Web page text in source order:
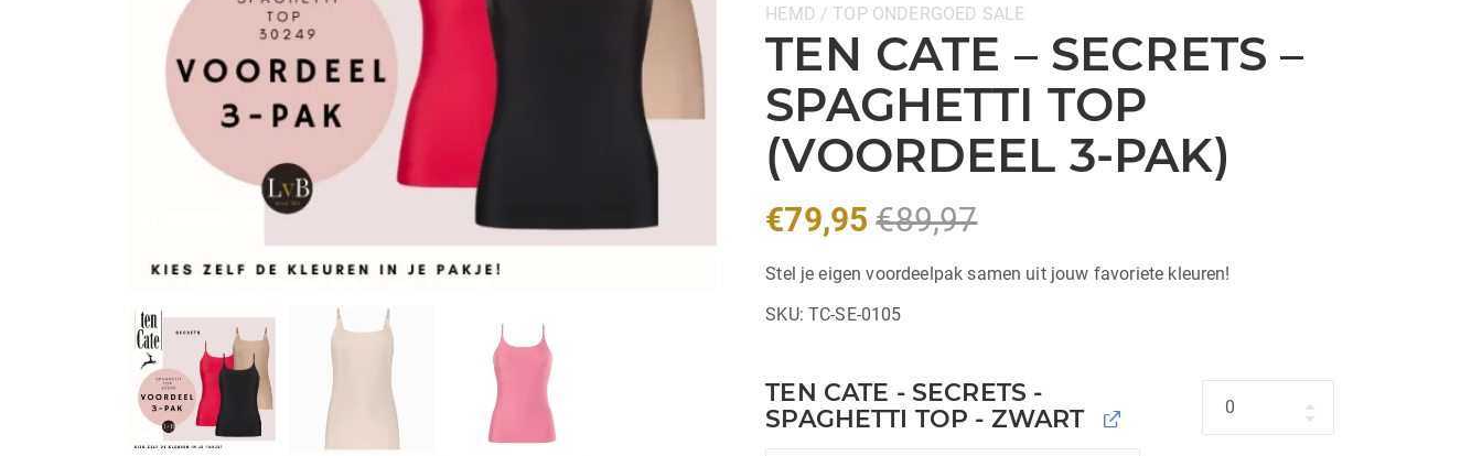
Categorieën:
HEMD / TOP ONDERGOED SALE
TEN CATE – SECRETS –
SPAGHETTI TOP
(VOORDEEL 3-PAK)
€79,95 €89,97
Stel je eigen voordeelpak samen uit jouw favoriete kleuren!
SKU:TC-SE-0105
TEN CATE - SECRETS -
SPAGHETTI TOP - ZWART